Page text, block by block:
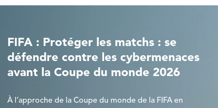
FIFA : Protéger les matchs : se
défendre contre les cybermenaces
avant la Coupe du monde 2026
À l’approche de la Coupe du monde de la FIFA en